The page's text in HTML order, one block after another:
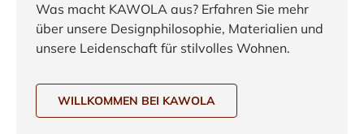
Was macht KAWOLA aus? Erfahren Sie mehr
über unsere Designphilosophie, Materialien und
unsere Leidenschaft für stilvolles Wohnen.
WILLKOMMEN BEI KAWOLA